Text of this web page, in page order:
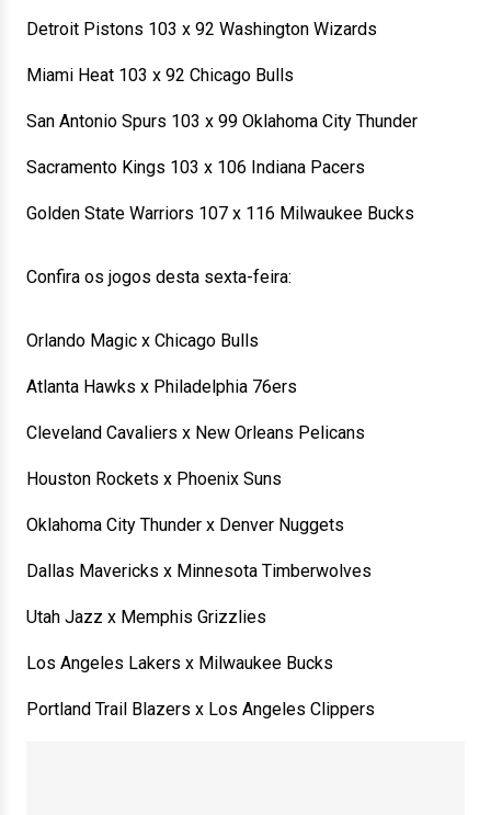
Detroit Pistons 103 x 92 Washington Wizards
Miami Heat 103 x 92 Chicago Bulls
San Antonio Spurs 103 x 99 Oklahoma City Thunder
Sacramento Kings 103 x 106 Indiana Pacers
Golden State Warriors 107 x 116 Milwaukee Bucks
Confira os jogos desta sexta-feira:
Orlando Magic x Chicago Bulls
Atlanta Hawks x Philadelphia 76ers
Cleveland Cavaliers x New Orleans Pelicans
Houston Rockets x Phoenix Suns
Oklahoma City Thunder x Denver Nuggets
Dallas Mavericks x Minnesota Timberwolves
Utah Jazz x Memphis Grizzlies
Los Angeles Lakers x Milwaukee Bucks
Portland Trail Blazers x Los Angeles Clippers